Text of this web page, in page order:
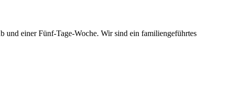
und einer Fünf-Tage-Woche. Wir sind ein familiengeführtes